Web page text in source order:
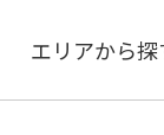
エリアから探